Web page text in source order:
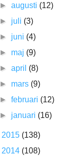
►augusti (12)
► juli (3)
► juni (4)
► maj (9)
►april (8)
► mars (9)
►februari (12)
► januari (16)
2015 (138)
2014 (108)